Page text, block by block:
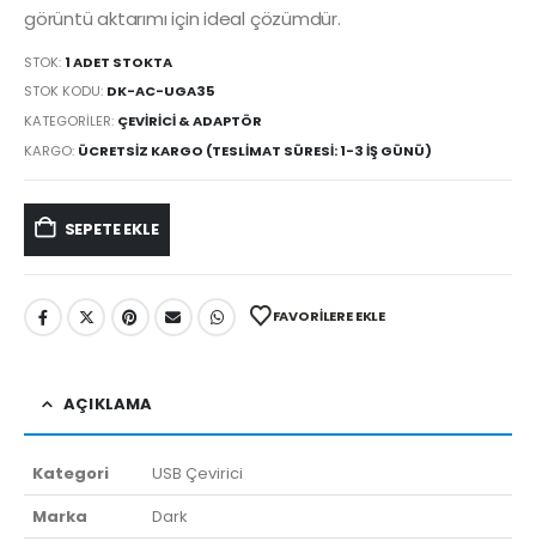
görüntü aktarımı için ideal çözümdür.
STOK:1 ADET STOKTA
STOK KODU: DK-AC-UGA35
KATEGORILER: ÇEVIRICI & ADAPTÖR
KARGO: ÜCRETSIZ KARGO (TESLIMAT SÜRESI: 1-3 İŞ GÜNÜ)
SEPETE EKLE
FAVORILERE EKLE
AÇIKLAMA
Kategori
USB Çevirici
Marka
Dark